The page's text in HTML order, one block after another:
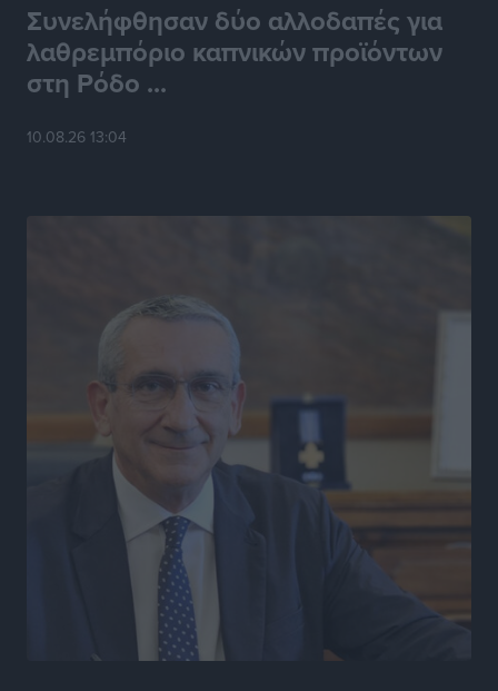
Συνελήφθησαν δύο αλλοδαπές για
λαθρεμπόριο καπνικών προϊόντων
στη Ρόδο ...
10.08.26 13:04